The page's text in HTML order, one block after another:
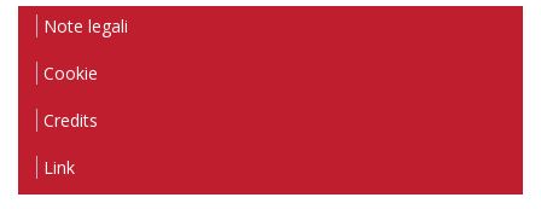
Note legali
Cookie
Credits
Link